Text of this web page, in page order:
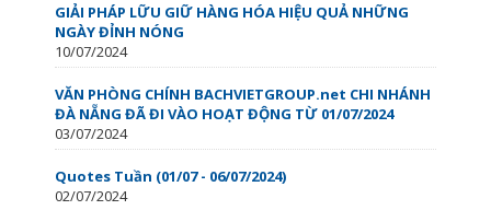
GIẢI PHÁP LỮU GIỮ HÀNG HÓA HIỆU QUẢ NHỮNG
NGÀY ĐỈNH NÓNG
10/07/2024
VĂN PHÒNG CHÍNH BACHVIETGROUP.net CHI NHÁNH
ĐÀ NẴNG ĐÃ ĐI VÀO HOẠT ĐỘNG TỪ 01/07/2024
03/07/2024
Quotes Tuần (01/07 - 06/07/2024)
02/07/2024